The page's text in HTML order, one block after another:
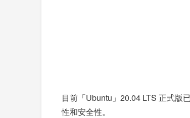
目前「Ubuntu」20.04 LTS 正式版
性和安全性。